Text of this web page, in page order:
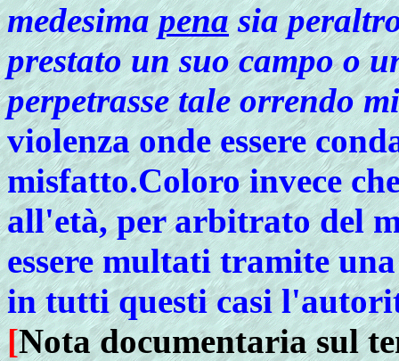
medesimapenasia
prestato un suo campo o
perpetrasse tale orrendo
violenza onde essere
misfatto.Coloro invece
all'età, per arbitrato del
essere multati tramite
in tutti questi casi
[Nota documentaria sul